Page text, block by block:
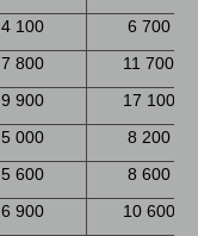
4 100
6 700
7 800
11 700
9 900
17 100
5 000
8 200
5 600
8 600
6 900
10 600